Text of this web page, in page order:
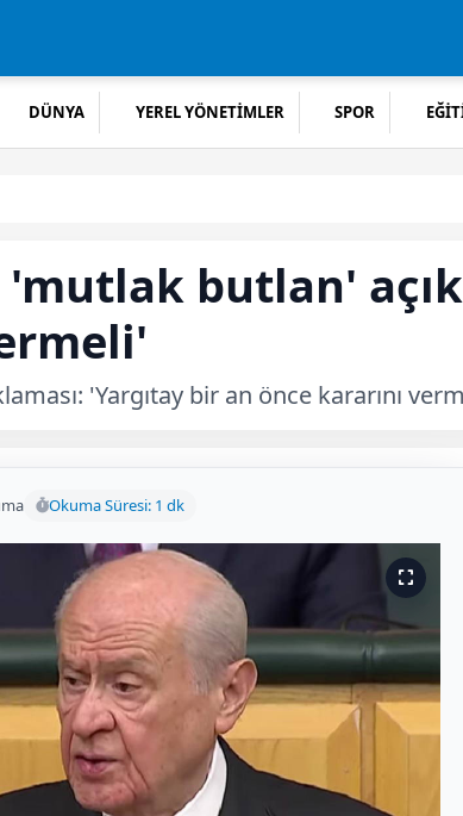
DÜNYA YEREL YÖNETİMLER SPOR
butlan'
'Yargıtay bir an önce kararını
Okuma Süresi: 1 dk